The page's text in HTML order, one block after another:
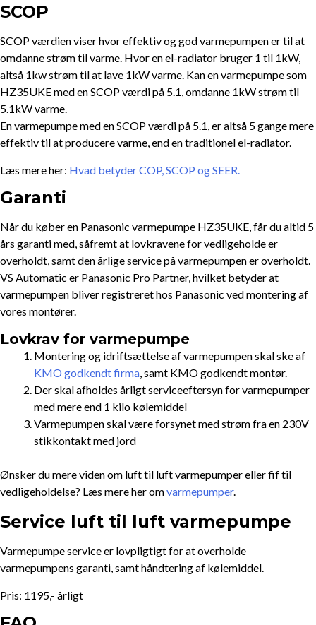
SCOP
SCOP værdien viser hvor effektiv og god varmepumpen er til at
omdanne strøm til varme. Hvor en el-radiator bruger 1 til 1kW,
altså 1kw strøm til at lave 1kW varme. Kan en varmepumpe som
HZ35UKE med en SCOP værdi på 5.1, omdanne 1kW strøm til
5.1kW varme.
En varmepumpe med en SCOP værdi på 5.1, er altså 5 gange mere
effektiv til at producere varme, end en traditionel el-radiator.
Læs mere her: Hvad betyder COP, SCOP og SEER.
Garanti
Når du køber en Panasonic varmepumpe HZ35UKE, får du altid 5
års garanti med, såfremt at lovkravene for vedligeholde er
overholdt, samt den årlige service på varmepumpen er overholdt.
VS Automatic er Panasonic Pro Partner, hvilket betyder at
varmepumpen bliver registreret hos Panasonic ved montering af
vores montører.
Lovkrav for varmepumpe
Montering og idriftsættelse af varmepumpen skal ske af
KMO godkendt firma, samt KMO godkendt montør.
Der skal afholdes årligt serviceeftersyn for varmepumper
med mere end 1 kilo kølemiddel
Varmepumpen skal være forsynet med strøm fra en 230V
stikkontakt med jord
Ønsker du mere viden om luft til luft varmepumper eller fif til
vedligeholdelse? Læs mere her omvarmepumper.
Service luft til luft varmepumpe
Varmepumpe service er lovpligtigt for at overholde
varmepumpens garanti, samt håndtering af kølemiddel.
Pris: 1195,- årligt